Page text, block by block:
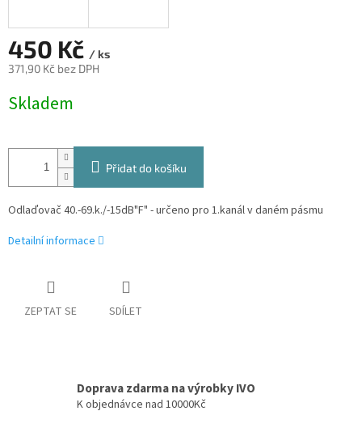
450 Kč / ks
371,90 Kč bez DPH
cena:
Skladem
Přidat do košíku
Odlaďovač 40.-69.k./-15dB"F" - určeno pro 1.kanál v daném pásmu
Detailní informace
ZEPTAT SE SDÍLET
Doprava zdarma na výrobky IVO
K objednávce nad 10000Kč